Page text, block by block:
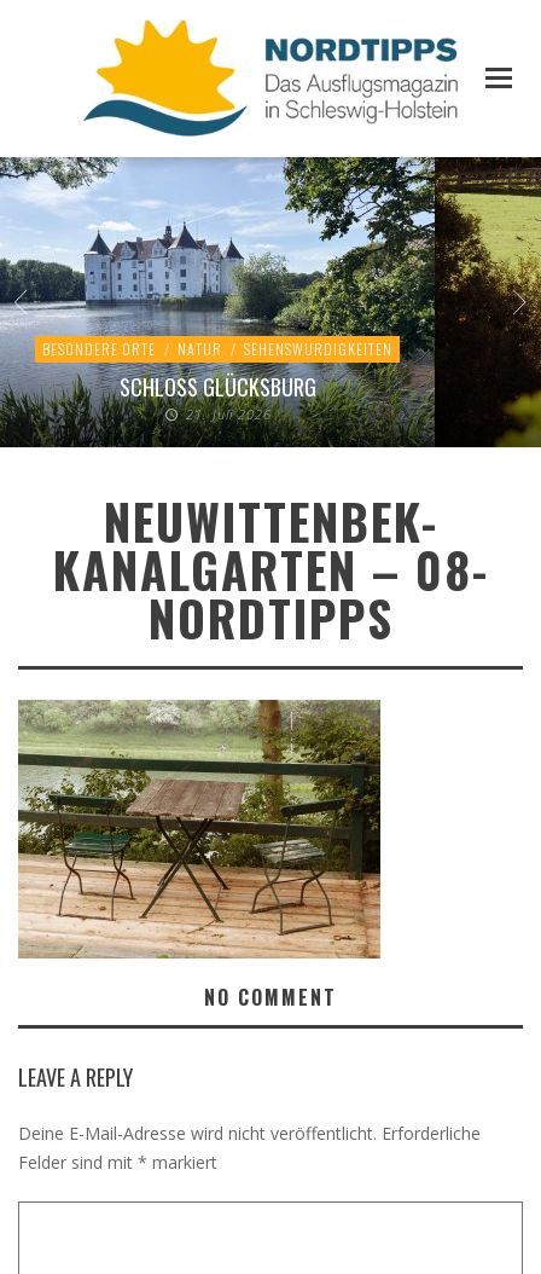
BESONDERE ORTE / NATUR / SEHENSWÜRDIGKEITEN
SCHLOSS GLÜCKSBURG
21. Juli 2026
NEUWITTENBEK-
KANALGARTEN – 08-
NORDTIPPS
NO COMMENT
LEAVE A REPLY
Deine E-Mail-Adresse wird nicht veröffentlicht. Erforderliche
Felder sind mit * markiert